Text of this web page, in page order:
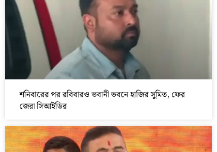
শনিবারের পর রবিবারও ভবানী ভবনে হাজির সুমিত, ফের
জেরা সিআইডির